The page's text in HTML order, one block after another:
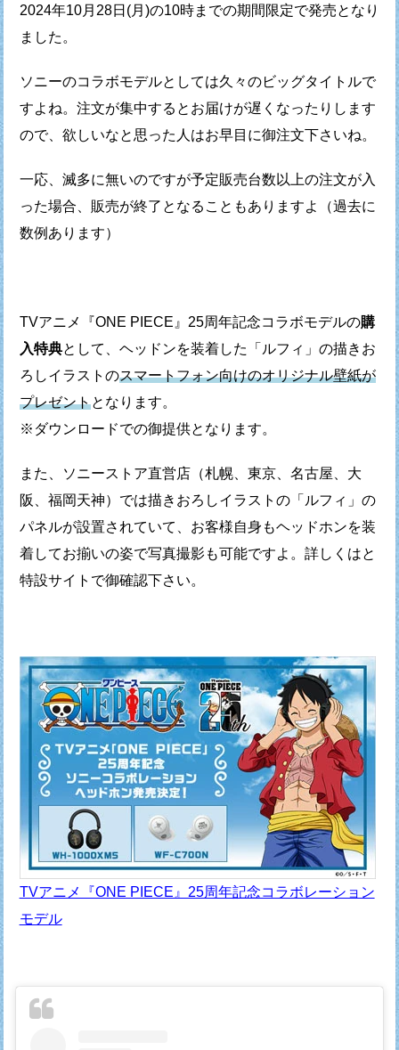
2024年10月28日(月)の10時までの期間限定で発売となり
ました。
ソニーのコラボモデルとしては久々のビッグタイトルで
すよね。 注文が集中するとお届けが遅くなったりします
ので、 欲しいなと思った人はお早目に御注文下さいね。
一応、滅多に無いのですが予定販売台数以上の注文が入
った場合、 販売が終了となることもありますよ（過去に
数例あります）
TVアニメ『ONE PIECE』25周年記念コラボモデルの購
入特典として、 ヘッドンを装着した「ルフィ」の描きお
ろしイラストのスマートフォン向けのオリジナル壁紙が
プレゼントとなります。
※ダウンロードでの御提供となります。
また、ソニーストア直営店（札幌、東京、名古屋、大
阪、福岡天神）では描きおろしイラストの「ルフィ」の
パネルが設置されていて、 お客様自身もヘッドホンを装
着してお揃いの姿で写真撮影も可能ですよ。 詳しくはと
特設サイトで御確認下さい。
TVアニメ『ONE PIECE』25周年記念コラボレーション
モデル